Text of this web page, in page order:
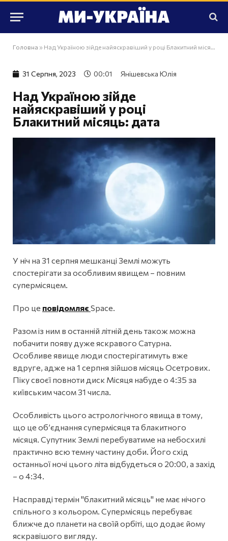
Головна » Над Україною зійде найяскравіший у році Блакитний місяць: дата
31 Серпня, 2023 00:01 Янішевська Юлія
Над Україною зійде
найяскравіший у році
Блакитний місяць: дата
У ніч на 31 серпня мешканці Землі можуть
спостерігати за особливим явищем – повним
супермісяцем.
Про це повідомляє Space.
Разом із ним в останній літній день також можна
побачити появу дуже яскравого Сатурна.
Особливе явище люди спостерігатимуть вже
вдруге, адже на 1 серпня зійшов місяць Осетрових.
Піку своєї повноти диск Місяця набуде о 4:35 за
київським часом 31 числа.
Особливість цього астрологічного явища в тому,
що це об’єднання супермісяця та блакитного
місяця. Супутник Землі перебуватиме на небосхилі
практично всю темну частину доби. Його схід
останньої ночі цього літа відбудеться о 20:00, а захід
– о 4:34.
Насправді термін "блакитний місяць" не має нічого
спільного з кольором. Супермісяць перебуває
ближче до планети на своїй орбіті, що додає йому
яскравішого вигляду.